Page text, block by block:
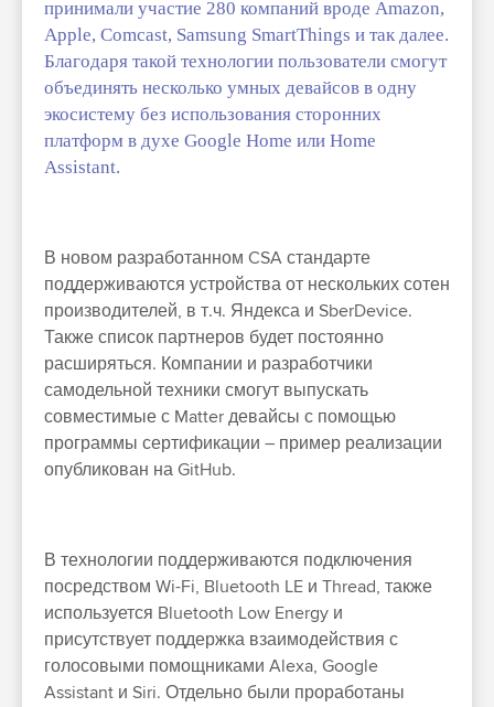
принимали участие 280 компаний вроде Amazon,
Apple, Comcast, Samsung SmartThings и так далее.
Благодаря такой технологии пользователи смогут
объединять несколько умных девайсов в одну
экосистему без использования сторонних
платформ в духе Google Home или Home
Assistant.
В новом разработанном CSA стандарте
поддерживаются устройства от нескольких сотен
производителей, в т.ч. Яндекса и SberDevice.
Также список партнеров будет постоянно
расширяться. Компании и разработчики
самодельной техники смогут выпускать
совместимые с Matter девайсы с помощью
программы сертификации – пример реализации
опубликован на GitHub.
В технологии поддерживаются подключения
посредством Wi-Fi, Bluetooth LE и Thread, также
используется Bluetooth Low Energy и
присутствует поддержка взаимодействия с
голосовыми помощниками Alexa, Google
Assistant и Siri. Отдельно были проработаны